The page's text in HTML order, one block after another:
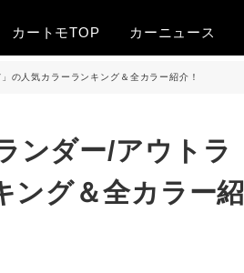
カートモTOP カーニュース
の人気カラーランキング＆全カラー紹介！
ンダー/アウトラ
ング＆全カラー紹